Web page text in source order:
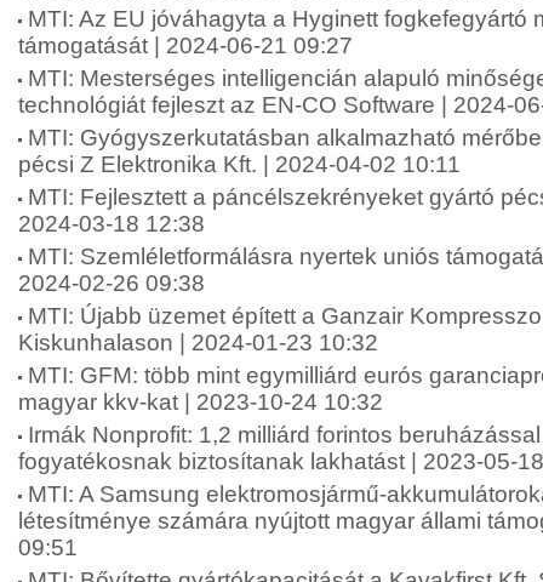
MTI: Az EU jóváhagyta a Hyginett fogkefegyártó
támogatását | 2024-06-21 09:27
MTI: Mesterséges intelligencián alapuló
technológiát fejleszt az EN-CO Software | 2024-
MTI: Gyógyszerkutatásban alkalmazható
pécsi Z Elektronika Kft. | 2024-04-02 10:11
MTI: Fejlesztett a páncélszekrényeket gyártó
2024-03-18 12:38
MTI: Szemléletformálásra nyertek uniós
2024-02-26 09:38
MTI: Újabb üzemet épített a Ganzair
Kiskunhalason | 2024-01-23 10:32
MTI: GFM: több mint egymilliárd eurós
magyar kkv-kat | 2023-10-24 10:32
Irmák Nonprofit: 1,2 milliárd forintos
fogyatékosnak biztosítanak lakhatást | 2023-05-
MTI: A Samsung elektromosjármű-
létesítménye számára nyújtott magyar állami
09:51